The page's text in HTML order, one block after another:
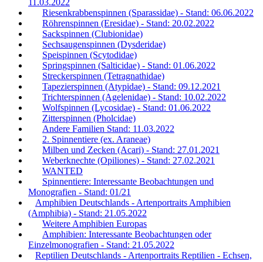
11.03.2022
Riesenkrabbenspinnen (Sparassidae) - Stand: 06.06.2022
Röhrenspinnen (Eresidae) - Stand: 20.02.2022
Sackspinnen (Clubionidae)
Sechsaugenspinnen (Dysderidae)
Speispinnen (Scytodidae)
Springspinnen (Salticidae) - Stand: 01.06.2022
Streckerspinnen (Tetragnathidae)
Tapezierspinnen (Atypidae) - Stand: 09.12.2021
Trichterspinnen (Agelenidae) - Stand: 10.02.2022
Wolfspinnen (Lycosidae) - Stand: 01.06.2022
Zitterspinnen (Pholcidae)
Andere Familien Stand: 11.03.2022
2. Spinnentiere (ex. Araneae)
Milben und Zecken (Acari) - Stand: 27.01.2021
Weberknechte (Opiliones) - Stand: 27.02.2021
WANTED
Spinnentiere: Interessante Beobachtungen und
Monografien - Stand: 01/21
Amphibien Deutschlands - Artenportraits Amphibien
(Amphibia) - Stand: 21.05.2022
Weitere Amphibien Europas
Amphibien: Interessante Beobachtungen oder
Einzelmonografien - Stand: 21.05.2022
Reptilien Deutschlands - Artenportraits Reptilien - Echsen,